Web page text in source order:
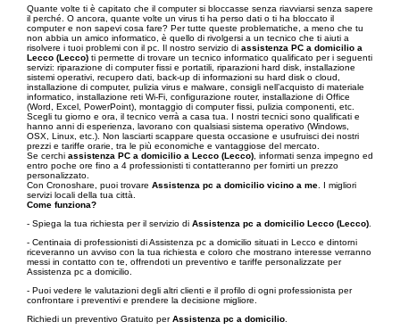
Quante volte ti è capitato che il computer si bloccasse senza riavviarsi senza sapere
il perché. O ancora, quante volte un virus ti ha perso dati o ti ha bloccato il
computer e non sapevi cosa fare? Per tutte queste problematiche, a meno che tu
non abbia un amico informatico, è quello di rivolgersi a un tecnico che ti aiuti a
risolvere i tuoi problemi con il pc. Il nostro servizio di assistenza PC a domicilio a
Lecco (Lecco) ti permette di trovare un tecnico informatico qualificato per i seguenti
servizi: riparazione di computer fissi e portatili, riparazioni hard disk, installazione
sistemi operativi, recupero dati, back-up di informazioni su hard disk o cloud,
installazione di computer, pulizia virus e malware, consigli nell’acquisto di materiale
informatico, installazione reti Wi-Fi, configurazione router, installazione di Office
(Word, Excel, PowerPoint), montaggio di computer fissi, pulizia componenti, etc.
Scegli tu giorno e ora, il tecnico verrà a casa tua. I nostri tecnici sono qualificati e
hanno anni di esperienza, lavorano con qualsiasi sistema operativo (Windows,
OSX, Linux, etc.). Non lasciarti scappare questa occasione e usufruisci dei nostri
prezzi e tariffe orarie, tra le più economiche e vantaggiose del mercato.
Se cerchi assistenza PC a domicilio a Lecco (Lecco) , informati senza impegno ed
entro poche ore fino a 4 professionisti ti contatteranno per fornirti un prezzo
personalizzato.
Con Cronoshare, puoi trovare Assistenza pc a domicilio vicino a me . I migliori
servizi locali della tua città.
Come funziona?
- Spiega la tua richiesta per il servizio di Assistenza pc a domicilio Lecco (Lecco)
- Centinaia di professionisti di Assistenza pc a domicilio situati in Lecco e dintorni
riceveranno un avviso con la tua richiesta e coloro che mostrano interesse verranno
messi in contatto con te, offrendoti un preventivo e tariffe personalizzate per
Assistenza pc a domicilio.
- Puoi vedere le valutazioni degli altri clienti e il profilo di ogni professionista per
confrontare i preventivi e prendere la decisione migliore.
Richiedi un preventivo Gratuito perAssistenza pc a domicilio